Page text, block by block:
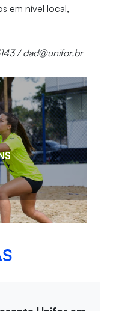
em nível local,
/ dad@unifor.br